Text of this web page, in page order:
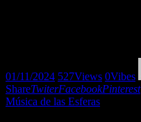
01/11/2024 527Views 0Vibes
ShareTwiterFacebookPinterest
Música de las Esferas